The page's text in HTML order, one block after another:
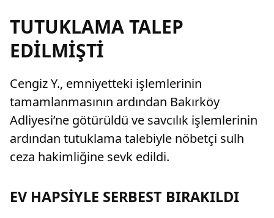
TUTUKLAMA TALEP
EDİLMİŞTİ
Cengiz Y., emniyetteki işlemlerinin
tamamlanmasının ardından Bakırköy
Adliyesi’ne götürüldü ve savcılık işlemlerinin
ardından tutuklama talebiyle nöbetçi sulh
ceza hakimliğine sevk edildi.
EV HAPSİYLE SERBEST BIRAKILDI